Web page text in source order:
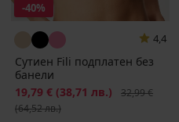
-40%
4,4
Сутиен Fili подплатен без
банели
Намаление
19,79 € (38,71 лв.)
32,99 €
(64,52 лв.)